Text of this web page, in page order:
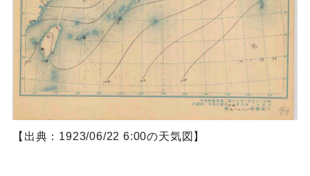
【出典：1923/06/22 6:00の天気図】